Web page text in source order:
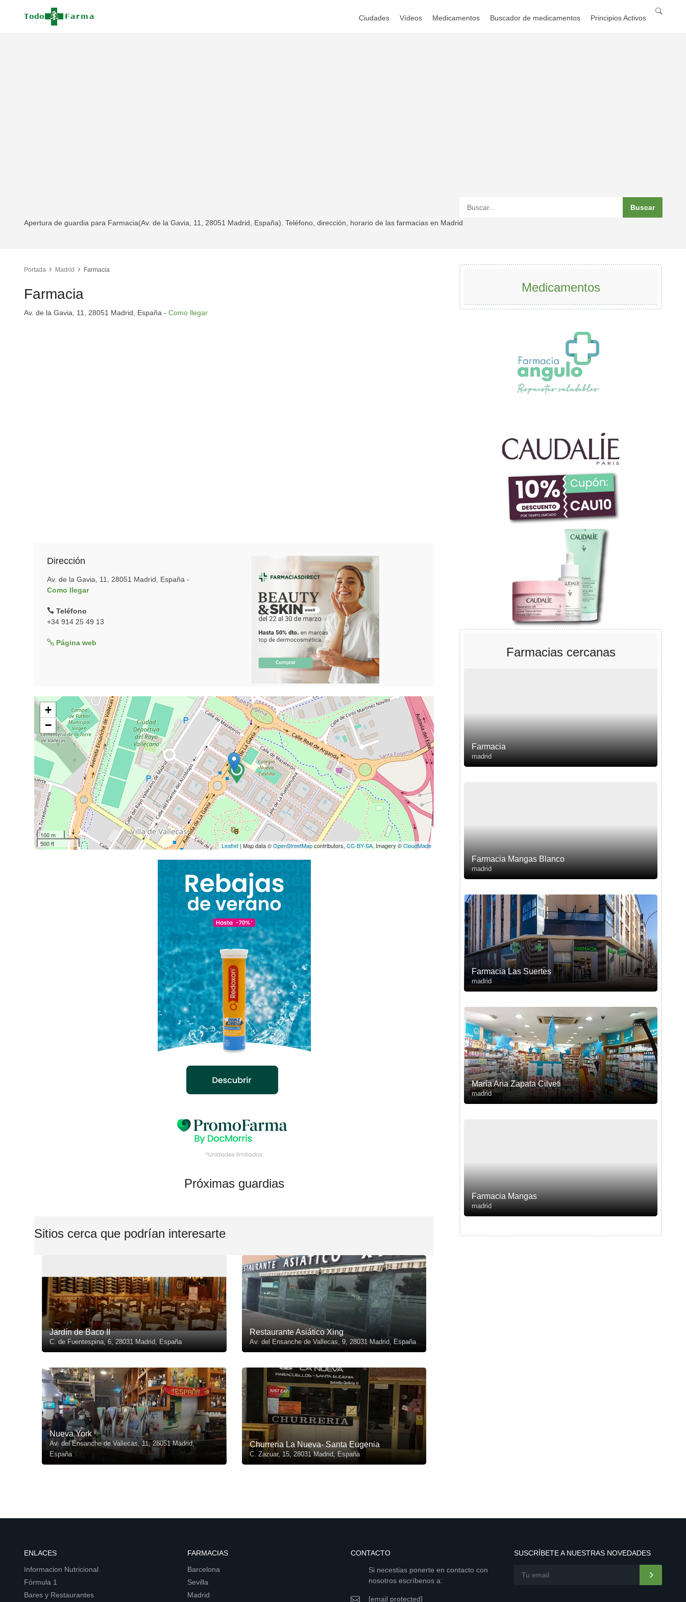
Ciudades Vídeos Medicamentos Buscador de medicamentos Principios Activos
Apertura de guardia para Farmacia(Av. de la Gavia, 11, 28051 Madrid, España). Teléfono, dirección, horario de las farmacias en Madrid
Portada Madrid Farmacia
Farmacia
Av. de la Gavia, 11, 28051 Madrid, España - Como llegar
Dirección
Av. de la Gavia, 11, 28051 Madrid, España -
Como llegar
Teléfono
+34 914 25 49 13
Página web
+
−
100 m
500 ft
Leaflet | Map data ©OpenStreetMapcontributors,CC-BY-SA, Imagery ©CloudMade
Próximas guardias
Sitios cerca que podrían interesarte
Jardín de Baco II
C. de Fuentespina, 6, 28031 Madrid, España
Restaurante Asiático Xing
Av. del Ensanche de Vallecas, 9, 28031 Madrid, España
Nueva York
Av. del Ensanche de Vallecas, 11, 28051 Madrid,
España
Churreria La Nueva- Santa Eugenia
C. Zazuar, 15, 28031 Madrid, España
Medicamentos
Farmacias cercanas
Farmacia
madrid
Farmacia Mangas Blanco
madrid
Farmacia Las Suertes
madrid
María Ana Zapata Cilveti
madrid
Farmacia Mangas
madrid
ENLACES
Informacion Nutricional
Fórmula 1
Bares y Restaurantes
FARMACIAS
Barcelona
Sevilla
Madrid
CONTACTO
Si necestias ponerte en contacto con
nosotros escríbenos a:
[email protected]
SUSCRÍBETE A NUESTRAS NOVEDADES